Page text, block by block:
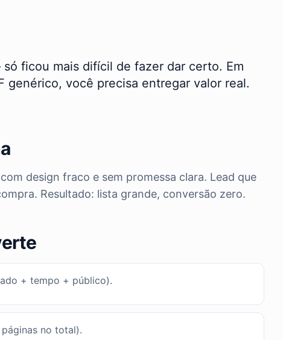
ficou mais difícil de fazer dar certo. Em
genérico, você precisa entregar valor real.
design fraco e sem promessa clara. Lead que
Resultado: lista grande, conversão zero.
+ tempo + público).
no total).